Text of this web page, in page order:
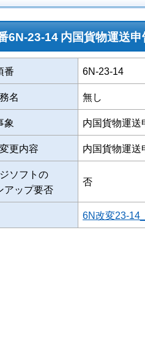
6N-23-14 内国貨物運送
番
6N-23-14
名
無し
象
内国貨物運
更内容
内国貨物運送
ソフトの
アップ要否
否
6N改変23-